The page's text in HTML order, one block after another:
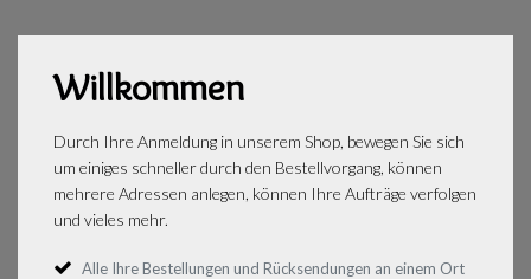
Willkommen
Durch Ihre Anmeldung in unserem Shop, bewegen Sie sich
um einiges schneller durch den Bestellvorgang, können
mehrere Adressen anlegen, können Ihre Aufträge verfolgen
und vieles mehr.
Alle Ihre Bestellungen und Rücksendungen an einem Ort